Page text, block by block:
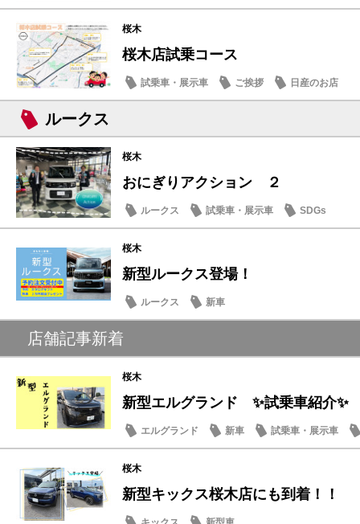
桜木
桜木店試乗コース
試乗車・展示車 ご挨拶 日産のお店
ルークス
桜木
おにぎりアクション ２
ルークス 試乗車・展示車 SDGs
桜木
新型ルークス登場！
ルークス 新車
店舗記事新着
桜木
新型エルグランド ✨試乗車紹介✨
エルグランド 新車 試乗車・展示車
桜木
新型キックス桜木店にも到着！！